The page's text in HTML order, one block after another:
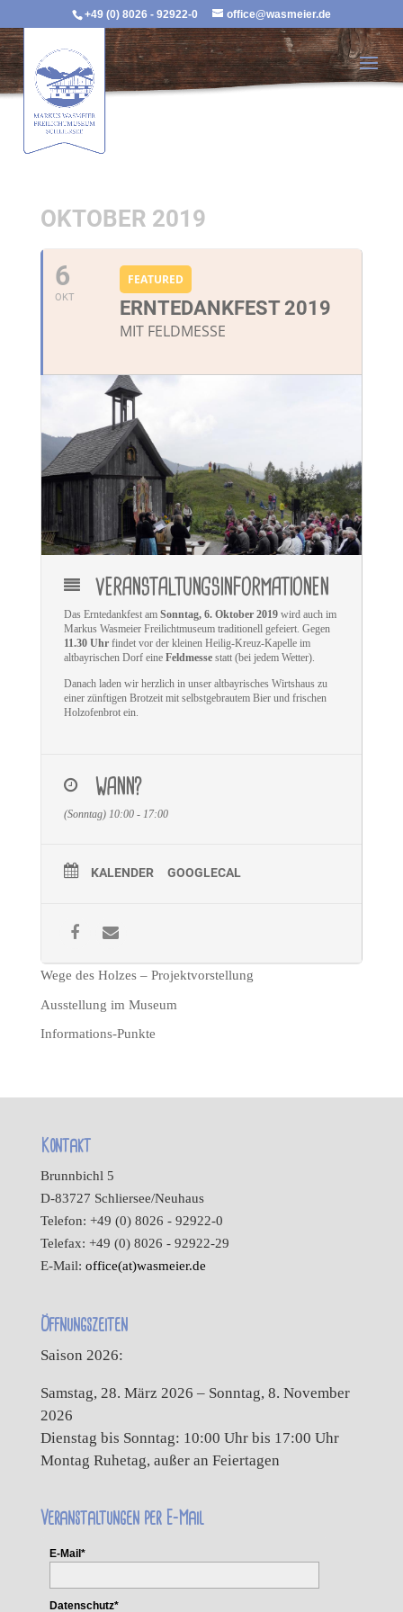
+49 (0) 8026 - 92922-0 office@wasmeier.de
OKTOBER 2019
6
OKT
FEATURED
ERNTEDANKFEST 2019
MIT FELDMESSE
VERANSTALTUNGSINFORMATIONEN
Das Erntedankfest am Sonntag, 6. Oktober 2019wird auch im
Markus Wasmeier Freilichtmuseum traditionell gefeiert. Gegen
11.30 Uhr findet vor der kleinen Heilig-Kreuz-Kapelle im
altbayrischen Dorf eine Feldmessestatt (bei jedem Wetter).
Danach laden wir herzlich in unser altbayrisches Wirtshaus zu
einer zünftigen Brotzeit mit selbstgebrautem Bier und frischen
Holzofenbrot ein.
WANN?
(Sonntag) 10:00 - 17:00
KALENDER GOOGLECAL
Wege des Holzes – Projektvorstellung
Ausstellung im Museum
Informations-Punkte
Kontakt
Brunnbichl 5
D-83727 Schliersee/Neuhaus
Telefon: +49 (0) 8026 - 92922-0
Telefax: +49 (0) 8026 - 92922-29
E-Mail: office(at)wasmeier.de
Öffnungszeiten
Saison 2026:
Samstag, 28. März 2026 – Sonntag, 8. November
2026
Dienstag bis Sonntag: 10:00 Uhr bis 17:00 Uhr
Montag Ruhetag, außer an Feiertagen
Veranstaltungen per E-Mail
E-Mail*
Datenschutz*